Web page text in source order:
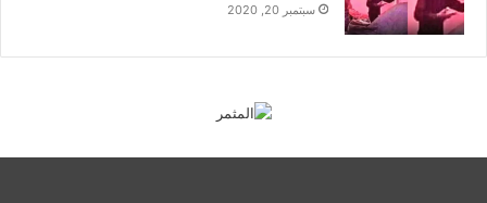
سبتمبر 20, 2020